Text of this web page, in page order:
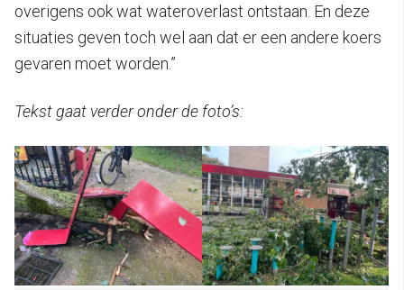
overigens ook wat wateroverlast ontstaan. En deze
situaties geven toch wel aan dat er een andere koers
gevaren moet worden.”
Tekst gaat verder onder de foto’s: